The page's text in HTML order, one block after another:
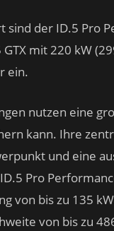
sind der ID.5 Pro
mit 220 kW
ein.
nutzen eine
kann. Ihre
und eine
Pro
von bis zu 135
von bis zu